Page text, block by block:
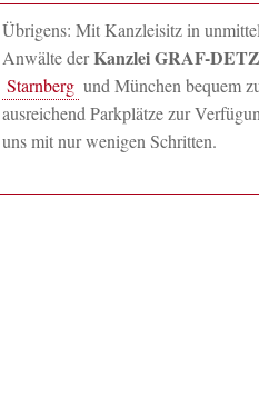
Übrigens: Mit Kanzleisitz in
Anwälte derKanzlei GRAF-
Starnberg und München bequem
ausreichend Parkplätze zur
uns mit nur wenigen Schritten.